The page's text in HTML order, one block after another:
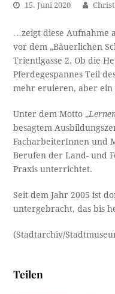
15. Juni 2020
…zeigt diese Aufnahme
vor dem „Bäuerlichen
Trientlgasse 2. Ob die
Pferdegespannes Teil
mehr eruieren, aber ein
Unter dem Motto „
besagtem
FacharbeiterInnen und
Berufen der Land- und
Praxis unterrichtet.
Seit dem Jahr 2005 ist
untergebracht, das bis
(Stadtarchiv/
Teilen